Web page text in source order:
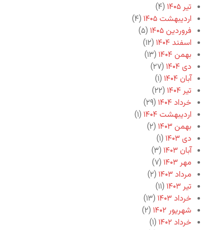
تیر ۱۴۰۵
(۴)
اردیبهشت ۱۴۰۵
(۴)
فروردین ۱۴۰۵
(۵)
اسفند ۱۴۰۴
(۱۲)
بهمن ۱۴۰۴
(۱۳)
دی ۱۴۰۴
(۲۷)
آبان ۱۴۰۴
(۱)
تیر ۱۴۰۴
(۲۲)
خرداد ۱۴۰۴
(۲۹)
اردیبهشت ۱۴۰۴
(۱)
بهمن ۱۴۰۳
(۲)
دی ۱۴۰۳
(۱)
آبان ۱۴۰۳
(۳)
مهر ۱۴۰۳
(۷)
مرداد ۱۴۰۳
(۲)
تیر ۱۴۰۳
(۱۱)
خرداد ۱۴۰۳
(۱۳)
شهریور ۱۴۰۲
(۲)
خرداد ۱۴۰۲
(۱)